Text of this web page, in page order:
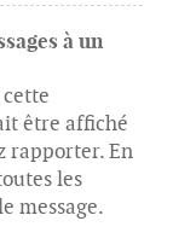
à un
être affiché
rapporter. En
les
message.